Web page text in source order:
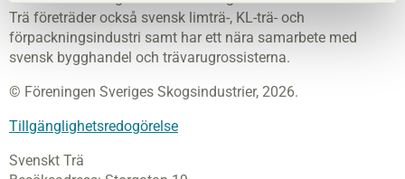
Trä företräder också svensk limträ-, KL-trä- och
förpackningsindustri samt har ett nära samarbete med
svensk bygghandel och trävarugrossisterna.
© Föreningen Sveriges Skogsindustrier, 2026.
Tillgänglighetsredogörelse
Svenskt Trä